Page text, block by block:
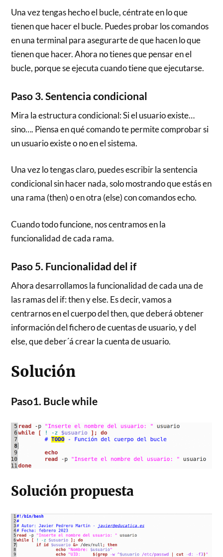
Una vez tengas hecho el bucle, céntrate en lo que
tienen que hacer el bucle. Puedes probar los comandos
en una terminal para asegurarte de que hacen lo que
tienen que hacer. Ahora no tienes que pensar en el
bucle, porque se ejecuta cuando tiene que ejecutarse.
Paso 3. Sentencia condicional
Mira la estructura condicional: Si el usuario existe…
sino…. Piensa en qué comando te permite comprobar si
un usuario existe o no en el sistema.
Una vez lo tengas claro, puedes escribir la sentencia
condicional sin hacer nada, solo mostrando que estás en
una rama (then) o en otra (else) con comandos echo.
Cuando todo funcione, nos centramos en la
funcionalidad de cada rama.
Paso 5. Funcionalidad del if
Ahora desarrollamos la funcionalidad de cada una de
las ramas del if: then y else. Es decir, vamos a
centrarnos en el cuerpo del then, que deberá obtener
información del fichero de cuentas de usuario, y del
else, que deber´á crear la cuenta de usuario.
Solución
Paso1. Bucle while
Solución propuesta